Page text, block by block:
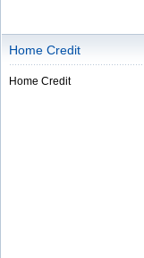
Home Credit
Home Credit